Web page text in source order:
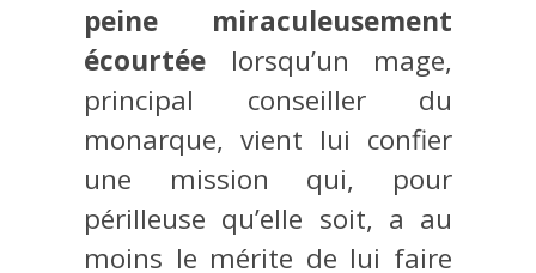
peine miraculeusement
écourtée lorsqu’un mage,
principal conseiller du
monarque, vient lui confier
une mission qui, pour
périlleuse qu’elle soit, a au
moins le mérite de lui faire